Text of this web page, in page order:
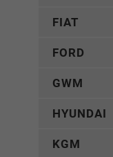
FIAT
FORD
GWM
HYUNDAI
KGM